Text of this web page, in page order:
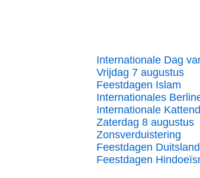
Internationale Dag
Vrijdag 7 augustus
Feestdagen Islam
Internationales
Internationale
Zaterdag 8 augustus
Zonsverduistering
Feestdagen Duitsland
Feestdagen